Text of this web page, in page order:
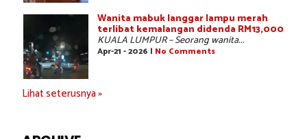
Wanita mabuk langgar lampu merah
terlibat kemalangan didenda RM13,000
KUALA LUMPUR – Seorang wanita...
Apr-21 - 2026 | No Comments
Lihat seterusnya »